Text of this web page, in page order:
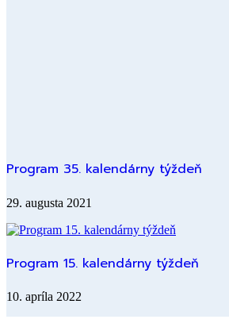
Program 35. kalendárny týždeň
29. augusta 2021
Program 15. kalendárny týždeň
10. apríla 2022